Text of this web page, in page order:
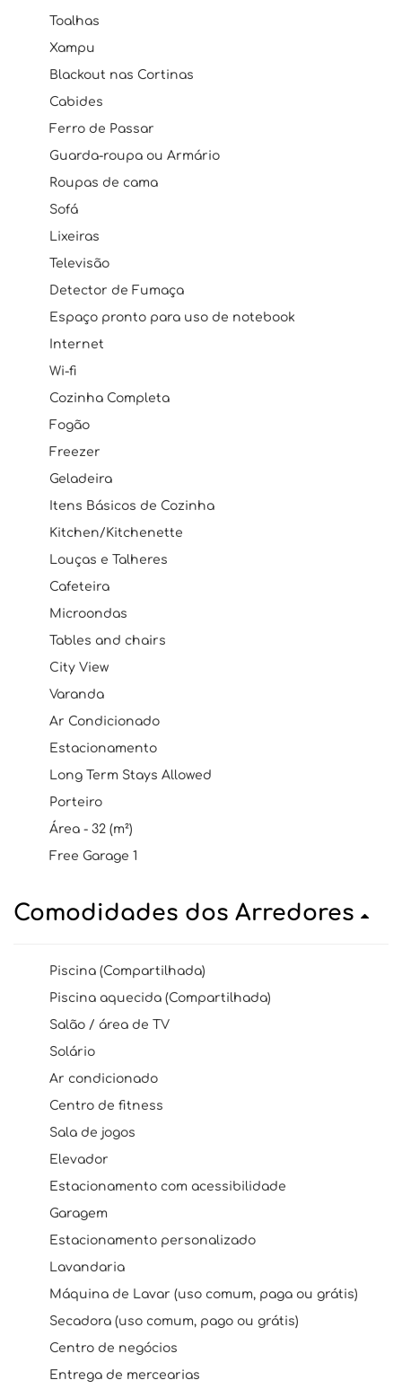
Toalhas
Xampu
Blackout nas Cortinas
Cabides
Ferro de Passar
Guarda-roupa ou Armário
Roupas de cama
Sofá
Lixeiras
Televisão
Detector de Fumaça
Espaço pronto para uso de notebook
Internet
Wi-fi
Cozinha Completa
Fogão
Freezer
Geladeira
Itens Básicos de Cozinha
Kitchen/Kitchenette
Louças e Talheres
Cafeteira
Microondas
Tables and chairs
City View
Varanda
Ar Condicionado
Estacionamento
Long Term Stays Allowed
Porteiro
Área - 32 (m²)
Free Garage 1
Comodidades dos Arredores
Piscina (Compartilhada)
Piscina aquecida (Compartilhada)
Salão / área de TV
Solário
Ar condicionado
Centro de fitness
Sala de jogos
Elevador
Estacionamento com acessibilidade
Garagem
Estacionamento personalizado
Lavandaria
Máquina de Lavar (uso comum, paga ou grátis)
Secadora (uso comum, pago ou grátis)
Centro de negócios
Entrega de mercearias